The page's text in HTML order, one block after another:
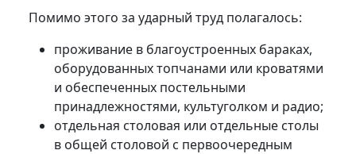
Помимо этого за ударный труд полагалось:
проживание в благоустроенных бараках,
оборудованных топчанами или кроватями
и обеспеченных постельными
принадлежностями, культуголком и радио;
отдельная столовая или отдельные столы
в общей столовой с первоочередным